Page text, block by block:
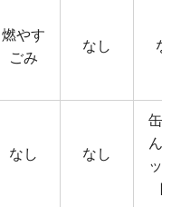
燃やす
ごみ
なし
なし なし
缶
ん
ッ